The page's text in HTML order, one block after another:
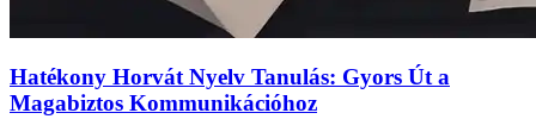
Hatékony Horvát Nyelv Tanulás: Gyors Út a
Magabiztos Kommunikációhoz